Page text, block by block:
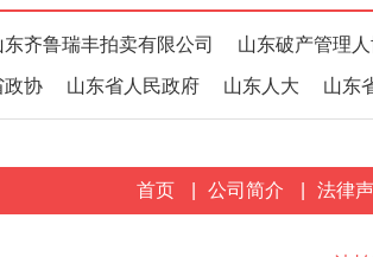
东齐鲁瑞丰拍卖有限公司 山东破产管理
政协 山东省人民政府 山东人大 山东
首页 公司简介 法律